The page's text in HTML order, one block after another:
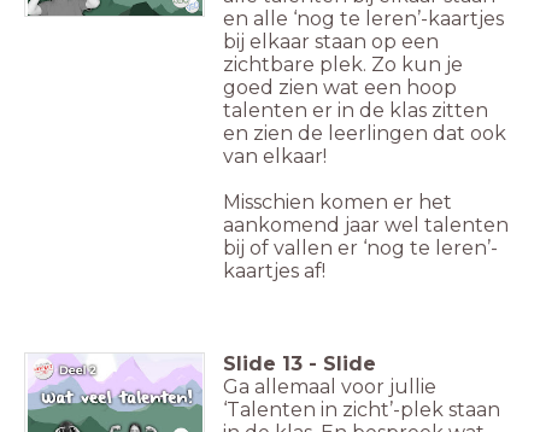
en alle ‘nog te leren’-kaartjes
bij elkaar staan op een
zichtbare plek. Zo kun je
goed zien wat een hoop
talenten er in de klas zitten
en zien de leerlingen dat ook
van elkaar!
Misschien komen er het
aankomend jaar wel talenten
bij of vallen er ‘nog te leren’-
kaartjes af!
Slide 13 - Slide
Ga allemaal voor jullie
‘Talenten in zicht’-plek staan